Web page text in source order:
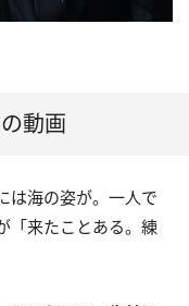
動画
は海の姿が。一人で
「来たことある。練